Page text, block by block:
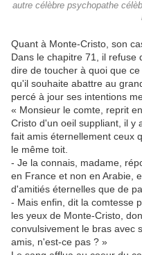
autre célèbre psychopathe
Quant à Monte-Cristo, son
Dans le chapitre 71, il refuse
dire de toucher à quoi que
qu'il souhaite abattre au
percé à jour ses intentions
« Monsieur le comte, reprit
Cristo d'un oeil suppliant, il y
fait amis éternellement ceux
le même toit.
- Je la connais, madame,
en France et non en Arabie,
d'amitiés éternelles que de
- Mais enfin, dit la comtesse
les yeux de Monte-Cristo,
convulsivement le bras avec
amis, n'est-ce pas ? »